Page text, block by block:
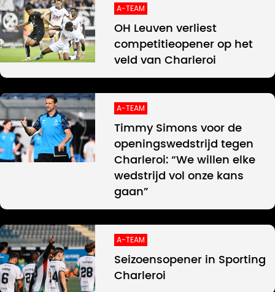
A-TEAM
OH Leuven verliest
competitieopener op het
veld van Charleroi
A-TEAM
Timmy Simons voor de
openingswedstrijd tegen
Charleroi: “We willen elke
wedstrijd vol onze kans
gaan”
A-TEAM
Seizoensopener in Sporting
Charleroi